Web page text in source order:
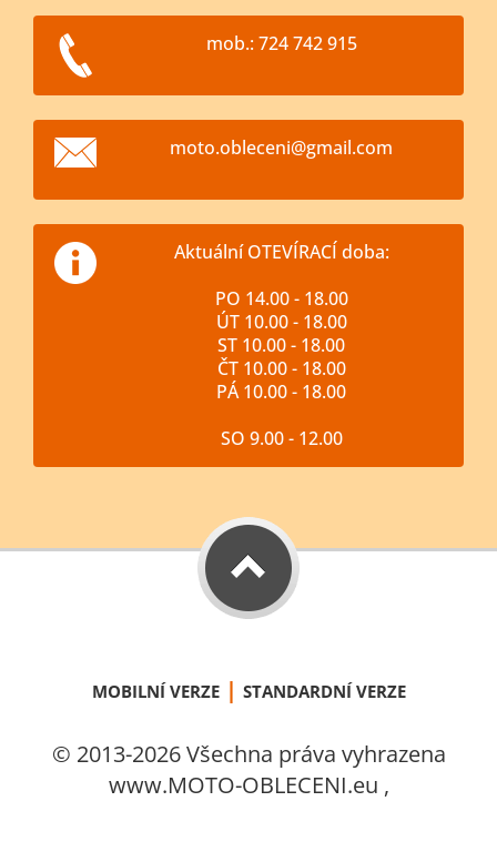
mob.: 724 742 915
moto.obleceni@gmail.com
Aktuální OTEVÍRACÍ doba:
PO 14.00 - 18.00
ÚT 10.00 - 18.00
ST 10.00 - 18.00
ČT 10.00 - 18.00
PÁ 10.00 - 18.00
SO 9.00 - 12.00
MOBILNÍ VERZE | STANDARDNÍ VERZE
© 2013-2026 Všechna práva vyhrazena
www.MOTO-OBLECENI.eu ,